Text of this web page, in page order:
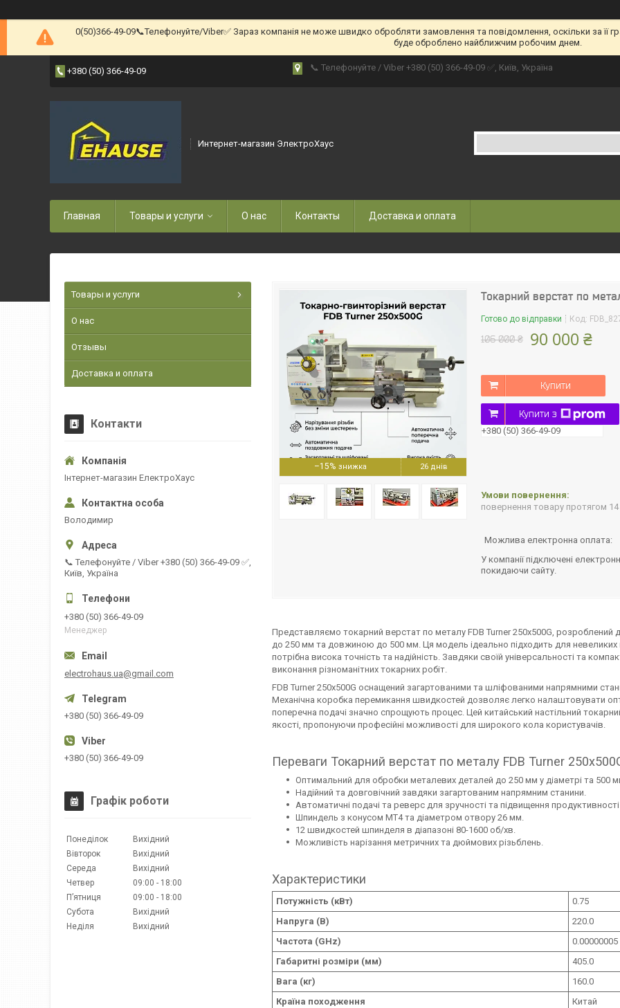
0(50)366-49-09📞Телефонуйте/Viber✅ Зараз компанія не може швидко обробляти замовлення та повідомлення, оскільки за її
буде оброблено найближчим робочим днем.
+380 (50) 366-49-09 📞 Телефонуйте / Viber +380 (50) 366-49-09 ✅, Київ, Україна
Интернет-магазин ЭлектроХаус
Главная Товары и услуги О нас Контакты Доставка и оплата
–15% 26 днів
Токарний верстат по
Готово до відправки Код:
106 000 ₴ 90 000 ₴
Купити
Купити з
+380 (50) 366-49-09
повернення товару протягом
У компанії підключені
покидаючи сайту.
Представляємо токарний верстат по металу FDB Turner 250x500G,
до 250 мм та довжиною до 500 мм. Ця модель ідеально підходить для невеликих
потрібна висока точність та надійність. Завдяки своїй універсальності та
виконання різноманітних токарних робіт.
FDB Turner 250x500G оснащений загартованими та шліфованими напрямними
Механічна коробка перемикання швидкостей дозволяє легко налаштовувати
поперечна подачі значно спрощують процес. Цей китайський настільний
якості, пропонуючи професійні можливості для широкого кола користувачів.
Переваги Токарний верстат по металу FDB Turner
Оптимальний для обробки металевих деталей до 250 мм у діаметрі та 500
Надійний та довговічний завдяки загартованим напрямним станини.
Автоматичні подачі та реверс для зручності та підвищення
Шпиндель з конусом МТ4 та діаметром отвору 26 мм.
12 швидкостей шпинделя в діапазоні 80-1600 об/хв.
Можливість нарізання метричних та дюймових різьблень.
Характеристики
Потужність (кВт)
0.75
Напруга (В)
220.0
Частота (GHz)
0.00000005
Габаритні розміри (мм)
405.0
Вага (кг)
160.0
Країна походження
Китай
Товары и услуги
О нас
Отзывы
Доставка и оплата
Контакти
Інтернет-магазин ЕлектроХаус
Володимир
📞 Телефонуйте / Viber +380 (50) 366-49-09 ✅,
Київ, Україна
+380 (50) 366-49-09
Менеджер
electrohaus.ua@gmail.com
+380 (50) 366-49-09
+380 (50) 366-49-09
Графік роботи
Понеділок
Вихідний
Вівторок
Вихідний
Середа
Вихідний
Четвер
09:00
18:00
Пʼятниця
09:00
18:00
Субота
Вихідний
Неділя
Вихідний